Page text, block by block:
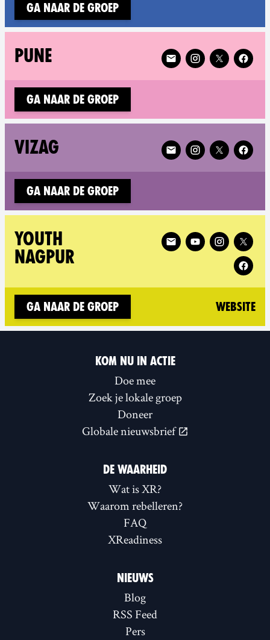
Ga naar de groep
PUNE Follow XR Pune on
Ga naar de groep
VIZAG Follow XR Vizag on
Ga naar de groep
YOUTH
NAGPUR
Follow XR Youth Nagpur on
Ga naar de groep Website
KOM NU IN ACTIE
Doe mee
Zoek je lokale groep
Doneer
Globale nieuwsbrief
DE WAARHEID
Wat is XR?
Waarom rebelleren?
FAQ
XReadiness
NIEUWS
Blog
RSS Feed
Pers